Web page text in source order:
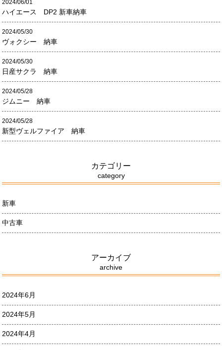
2024/06/01
ハイエース DP2 新車納車
2024/05/30
ヴォクシー 納車
2024/05/30
日産サクラ 納車
2024/05/28
ジムニー 納車
2024/05/28
新型ヴェルファイア 納車
カテゴリー
category
新車
中古車
アーカイブ
archive
2024年6月
2024年5月
2024年4月